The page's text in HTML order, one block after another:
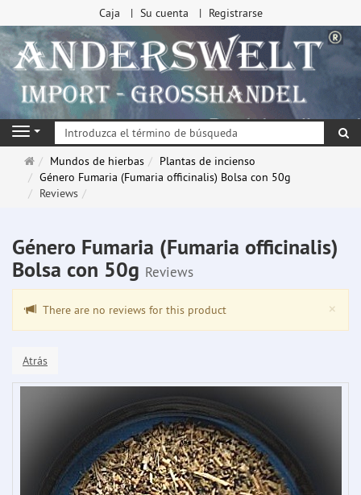
Caja Su cuenta Registrarse
Navigation
Página
de
inicio
Mundos de hierbas
Plantas de incienso
Género Fumaria (Fumaria officinalis) Bolsa con 50g
Reviews
Género Fumaria (Fumaria officinalis)
Bolsa con 50g Reviews
×
There are no reviews for this product
Atrás